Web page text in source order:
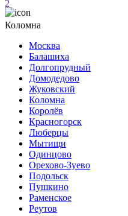
2
Коломна
Москва
Балашиха
Долгопрудный
Домодедово
Жуковский
Коломна
Королёв
Красногорск
Люберцы
Мытищи
Одинцово
Орехово-Зуево
Подольск
Пушкино
Раменское
Реутов